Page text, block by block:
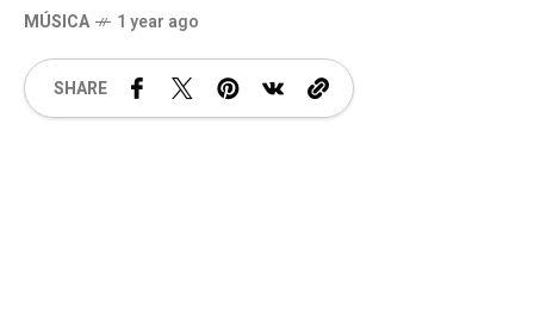
MÚSICA 1 year ago
SHARE